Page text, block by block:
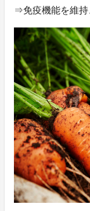
⇒免疫機能を維持